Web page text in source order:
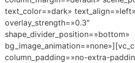
text_color=»dark» text_align=»left»
overlay_strength=»0.3″
shape_divider_position=»bottom»
column_padding=»no-extra-